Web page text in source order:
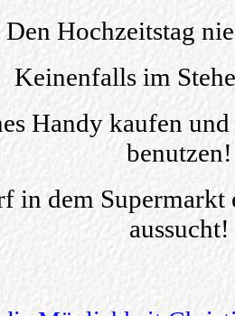
Den Hochzeitstag
Keinenfalls im
Handy kaufen
benutzen!
in dem Supermarkt
aussucht!